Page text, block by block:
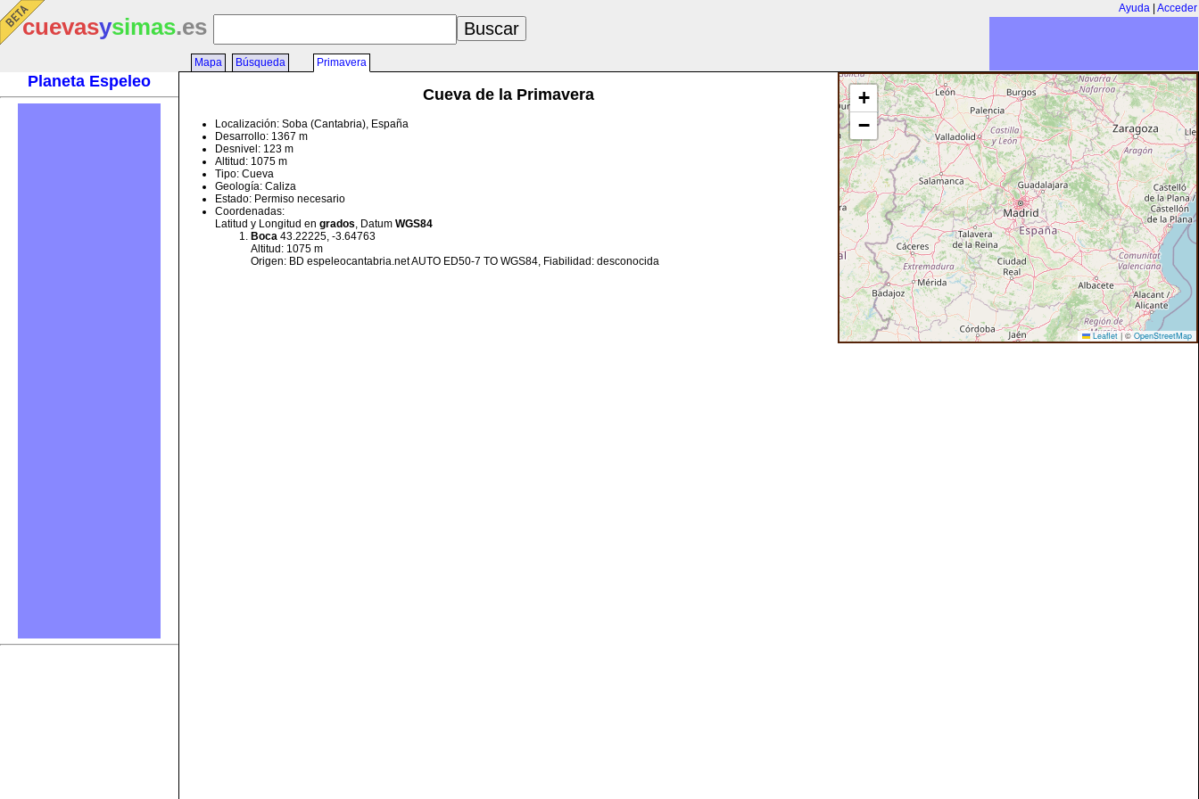
Ayuda Acceder
cuevasysimas.es
Planeta Espeleo
Mapa Búsqueda Primavera
+
−
Leaflet | © OpenStreetMap
Cueva de la Primavera
Localización: Soba (Cantabria), España
Desarrollo: 1367 m
Desnivel: 123 m
Altitud: 1075 m
Tipo: Cueva
Geología: Caliza
Estado: Permiso necesario
Coordenadas:
Latitud y Longitud en grados, Datum WGS84
Boca 43.22225, -3.64763
Altitud: 1075 m
Origen: BD espeleocantabria.net AUTO ED50-7 TO WGS84, Fiabilidad: desconocida